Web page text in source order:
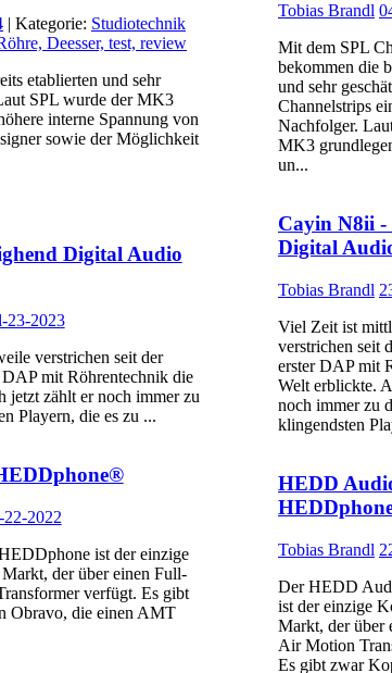
| Kategorie: Studiotechnik
Deesser, test, review
etablierten und sehr
SPL wurde der MK3
interne Spannung von
sowie der Möglichkeit
Digital Audio
23-2023
verstrichen seit der
mit Röhrentechnik die
jetzt zählt er noch immer zu
Playern, die es zu ...
22-2022
ist der einzige
der über einen Full-
verfügt. Es gibt
Obravo, die einen AMT
Tobias Brandl
Mit dem SPL
bekommen die
und sehr
Channelstrips
Nachfolger.
MK3
un...
Cayin N8ii -
Digital
Tobias Brandl
Viel Zeit ist
verstrichen seit
erster DAP mit
Welt erblickte.
noch immer zu
klingendsten
HEDD
Tobias Brandl
Der HEDD
ist der einzige
Markt, der über
Air Motion
Es gibt zwar